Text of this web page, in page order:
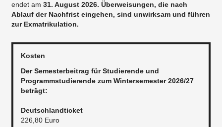
endet am 31. August 2026. Überweisungen, die nach
Ablauf der Nachfrist eingehen, sind unwirksam und führen
zur Exmatrikulation.
Kosten
Der Semesterbeitrag für Studierende und
Programmstudierende zum Wintersemester 2026/27
beträgt:
Deutschlandticket
226,80 Euro